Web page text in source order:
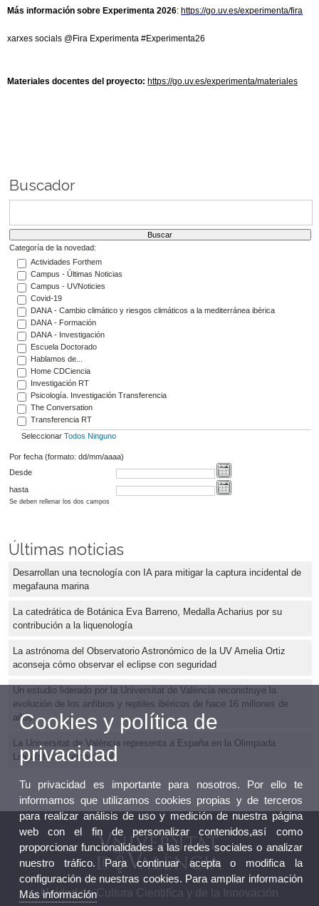
Más información sobre Experimenta 2026: https://go.uv.es/experimenta/fira
xarxes socials @Fira Experimenta #Experimenta26
Materiales docentes del proyecto: https://go.uv.es/experimenta/materiales
Buscador
Categoría de la novedad:
Actividades Forthem
Campus - Últimas Noticias
Campus - UVNoticies
Covid-19
DANA - Cambio climático y riesgos climáticos a la mediterránea ibérica
DANA - Formación
DANA - Investigación
Escuela Doctorado
Hablamos de...
Home CDCiencia
Investigación RT
Psicología. Investigación Transferencia
The Conversation
Transferencia RT
Seleccionar Todos Ninguno
Por fecha (formato: dd/mm/aaaa)
Desde
hasta
Se deben rellenar los dos campos
Últimas noticias
Desarrollan una tecnología con IA para mitigar la captura incidental de
megafauna marina
La catedrática de Botánica Eva Barreno, Medalla Acharius por su
contribución a la liquenología
La astrónoma del Observatorio Astronómico de la UV Amelia Ortiz
aconseja cómo observar el eclipse con seguridad
Un estudio liderado por la Universitat de València reconstruye la
evolución de los anfibios y reptiles ibéricos de hace 16 millones de
años
La Universitat de València representa a España en la Olimpiada
Lingüística Internacional
Unidad de Cultura Cientifíca y de la Innovación
Cookies y política de
privacidad
Tu privacidad es importante para nosotros. Por ello te
informamos que utilizamos cookies propias y de terceros
para realizar análisis de uso y medición de nuestra página
web con el fin de personalizar contenidos,así como
proporcionar funcionalidades a las redes sociales o analizar
nuestro tráfico. Para continuar acepta o modifica la
configuración de nuestras cookies. Para ampliar información
Más información